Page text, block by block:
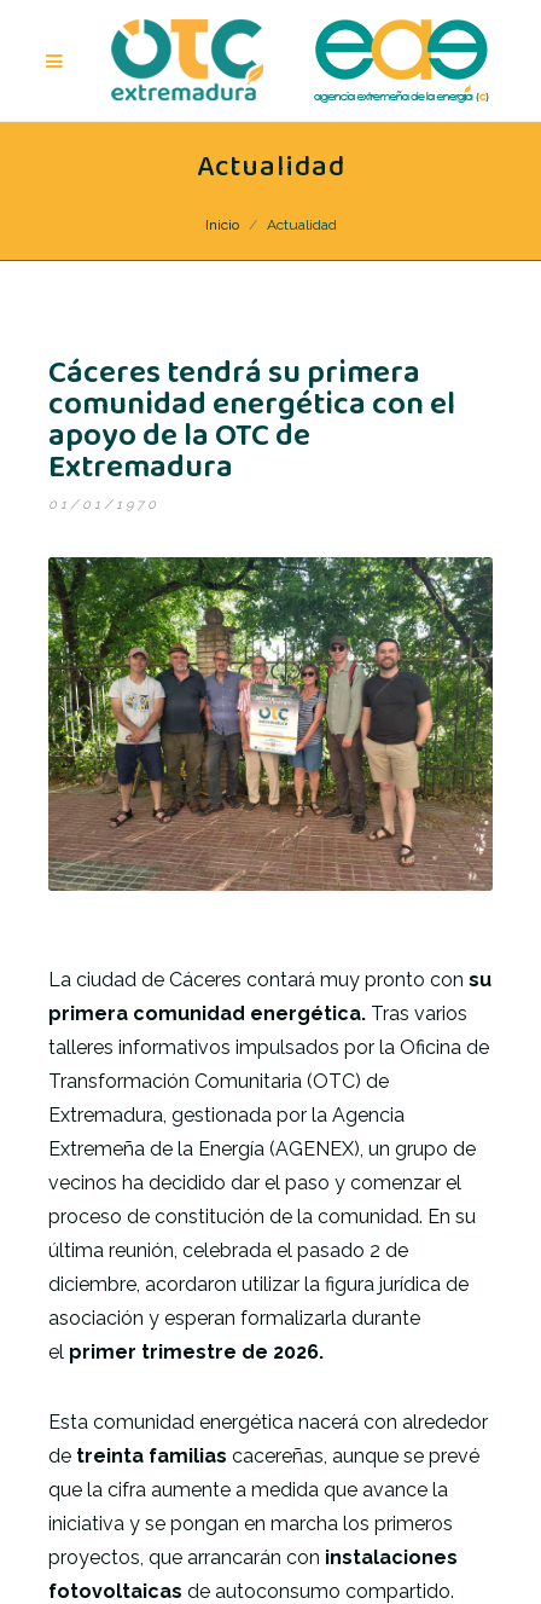
Actualidad
Inicio Actualidad
Cáceres tendrá su primera
comunidad energética con el
apoyo de la OTC de
Extremadura
01/01/1970
La ciudad de Cáceres contará muy pronto con su
primera comunidad energética. Tras varios
talleres informativos impulsados por la Oficina de
Transformación Comunitaria (OTC) de
Extremadura, gestionada por la Agencia
Extremeña de la Energía (AGENEX), un grupo de
vecinos ha decidido dar el paso y comenzar el
proceso de constitución de la comunidad. En su
última reunión, celebrada el pasado 2 de
diciembre, acordaron utilizar la figura jurídica de
asociación y esperan formalizarla durante
el primer trimestre de 2026.
Esta comunidad energética nacerá con alrededor
de treinta familias cacereñas, aunque se prevé
que la cifra aumente a medida que avance la
iniciativa y se pongan en marcha los primeros
proyectos, que arrancarán con instalaciones
fotovoltaicas de autoconsumo compartido.